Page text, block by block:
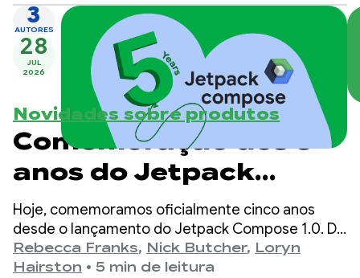
3
AUTORES
28
JUL
2026
Novidades sobre produtos
Comemoração dos 5
anos do Jetpack
Compose
Hoje, comemoramos oficialmente cinco anos
desde o lançamento do Jetpack Compose 1.0. Da
versão 1.0, anunciada em 28 de julho de 2021, até
a versão 1.11 mais recente, vimos as APIs
Rebecca Franks, Nick Butcher, Loryn
Hairston • 5 min de leitura